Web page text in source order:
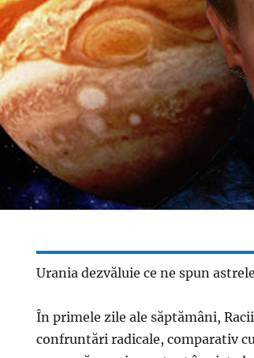
Urania dezvăluie ce ne spun
În primele zile ale săptămâni,
confruntări radicale, comparativ